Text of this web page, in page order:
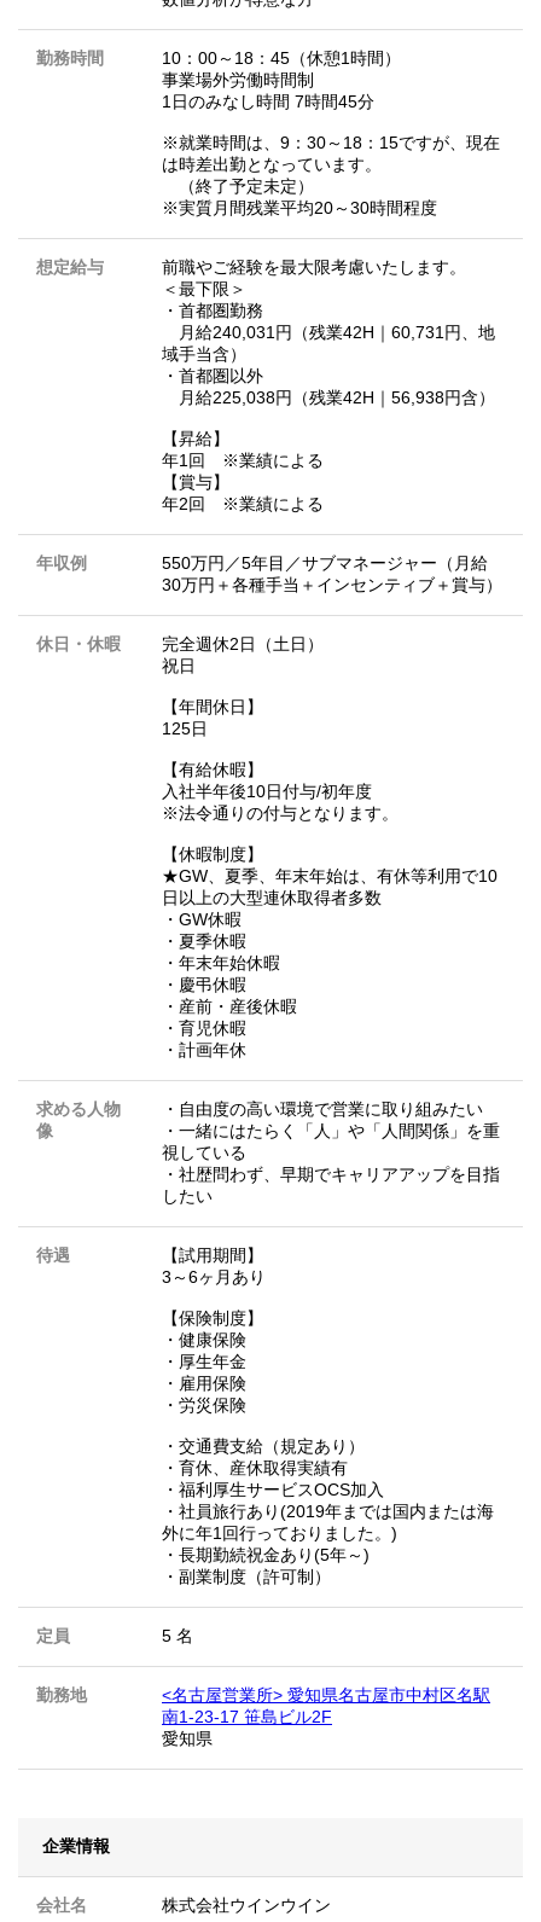
勤務時間
10：00～18：45（休憩1時間）
事業場外労働時間制
1日のみなし時間 7時間45分
※就業時間は、9：30～18：15ですが、現在
は時差出勤となっています。
（終了予定未定）
※実質月間残業平均20～30時間程度
想定給与
前職やご経験を最大限考慮いたします。
＜最下限＞
・首都圏勤務
月給240,031円（残業42H｜60,731円、地
域手当含）
・首都圏以外
月給225,038円（残業42H｜56,938円含）
【昇給】
年1回 ※業績による
【賞与】
年2回 ※業績による
年収例
550万円／5年目／サブマネージャー（月給
30万円＋各種手当＋インセンティブ＋賞与）
休日・休暇
完全週休2日（土日）
祝日
【年間休日】
125日
【有給休暇】
入社半年後10日付与/初年度
※法令通りの付与となります。
【休暇制度】
★GW、夏季、年末年始は、有休等利用で10
日以上の大型連休取得者多数
・GW休暇
・夏季休暇
・年末年始休暇
・慶弔休暇
・産前・産後休暇
・育児休暇
・計画年休
求める人物
像
・自由度の高い環境で営業に取り組みたい
・一緒にはたらく「人」や「人間関係」を重
視している
・社歴問わず、早期でキャリアアップを目指
したい
待遇
【試用期間】
3～6ヶ月あり
【保険制度】
・健康保険
・厚生年金
・雇用保険
・労災保険
・交通費支給（規定あり）
・育休、産休取得実績有
・福利厚生サービスOCS加入
・社員旅行あり(2019年までは国内または海
外に年1回行っておりました。)
・長期勤続祝金あり(5年～)
・副業制度（許可制）
定員 5 名
勤務地
<名古屋営業所> 愛知県名古屋市中村区名駅
南1-23-17 笹島ビル2F
愛知県
企業情報
会社名 株式会社ウインウイン